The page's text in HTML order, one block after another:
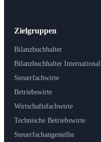
Zielgruppen
Bilanzbuchhalter
Bilanzbuchhalter International
Steuerfachwirte
Betriebswirte
Wirtschaftsfachwirte
Technische Betriebswirte
Steuerfachangestellte